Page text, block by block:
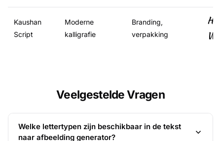
Kaushan
Script
Moderne
kalligrafie
Branding,
verpakking
Veelgestelde Vragen
Welke lettertypen zijn beschikbaar in de tekst
naar afbeelding generator?